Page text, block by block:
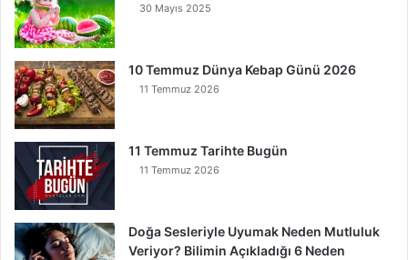
K
u
r
t
u
l
u
r
30 Mayıs 2025
10 Temmuz Dünya Kebap Günü 2026
11 Temmuz 2026
11 Temmuz Tarihte Bugün
11 Temmuz 2026
Doğa Sesleriyle Uyumak Neden Mutluluk
Veriyor? Bilimin Açıkladığı 6 Neden